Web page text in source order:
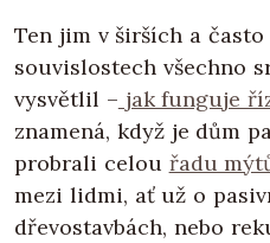
Ten jim v širších a
souvislostech všechno
vysvětlil – jak funguje
znamená, když je dům
probrali celou řadu
mezi lidmi, ať už o
dřevostavbách, nebo